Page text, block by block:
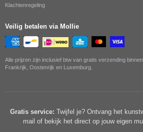
Klachtenregeling
Veilig betalen via Mollie
Alle prijzen zijn inclusief btw van gratis verzending
Frankrijk, Oostenrijk en Luxemburg.
Gratis service: Twijfel je? Ontvang het
mail of bekijk het direct op jouw eigen